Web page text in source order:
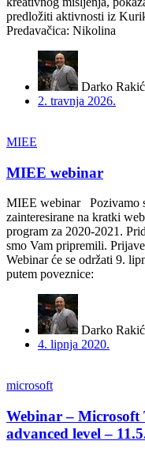
predložiti aktivnosti iz
Predavačica: Nikolina
Darko Rakić
2. travnja 2026.
MIEE
MIEE webinar
MIEE webinar Pozivamo
zainteresirane na kratki
program za 2020-2021.
smo Vam pripremili.
Webinar će se održati 9.
putem poveznice:
Darko Rakić
4. lipnja 2020.
microsoft
Webinar – Microsoft
advanced level –